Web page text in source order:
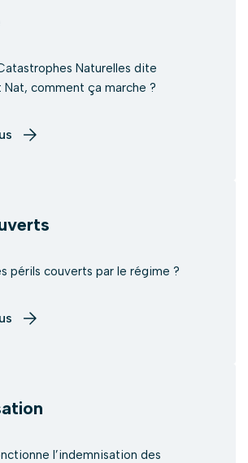
Naturelles dite
comment ça marche ?
périls couverts par le régime ?
l’indemnisation des